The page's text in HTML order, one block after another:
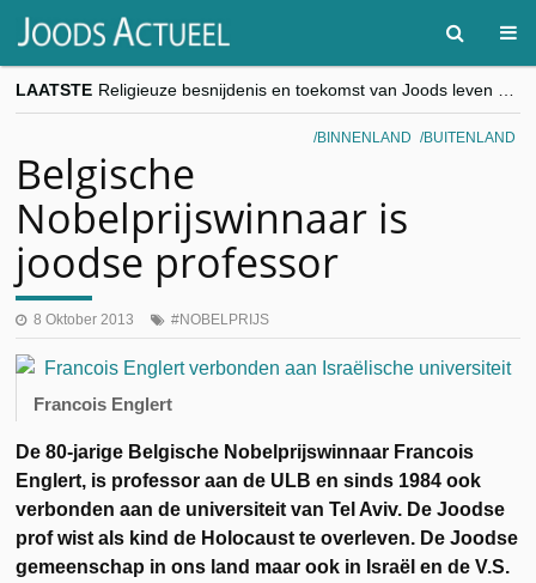
LAATSTE
“Besnijdenisdebat toont hoe moeilijk seculiere Westen minderheden begrijpt”, Jinnih Beels (Vooruit)
CITYTRIP | ROEMENIË – Boekarest: de verrassing van Oost-Europa
BINNENLAND BUITENLAND
Belgische
Nobelprijswinnaar is
joodse professor
8 Oktober 2013 NOBELPRIJS
Francois Englert
De 80-jarige Belgische Nobelprijswinnaar Francois
Englert, is professor aan de ULB en sinds 1984 ook
verbonden aan de universiteit van Tel Aviv. De Joodse
prof wist als kind de Holocaust te overleven. De Joodse
gemeenschap in ons land maar ook in Israël en de V.S.